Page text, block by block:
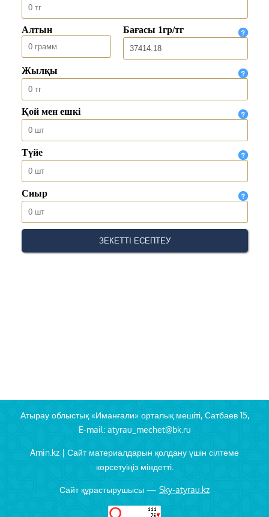
Атырау облыстық «Иманғали» орталық мешіті, Сатбаев 15,
E-mail: atyrau_mechet@bk.ru
Amin.kz | Сайт материалдарын қолдану үшін сілтеме
көрсетуіңіз міндетті.
Сайт құрастырушысы — Sky-atyrau.kz